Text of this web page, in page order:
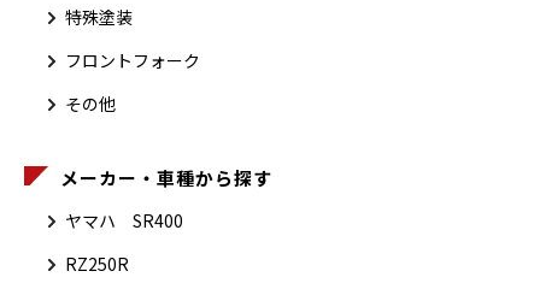
特殊塗装
フロントフォーク
その他
メーカー・車種から探す
ヤマハ SR400
RZ250R